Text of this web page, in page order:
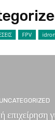
FPV
UNCATEGORIZED
επιχείρηση